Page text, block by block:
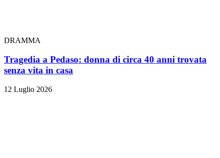
DRAMMA
Tragedia a Pedaso: donna di circa 40 anni trovata
senza vita in casa
12 Luglio 2026